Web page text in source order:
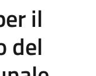
il
del